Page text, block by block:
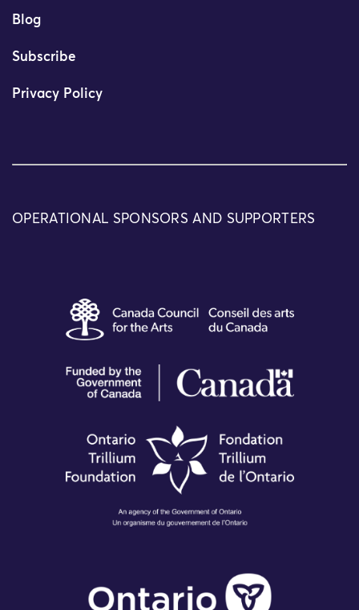
Blog
Subscribe
Privacy Policy
OPERATIONAL SPONSORS AND SUPPORTERS